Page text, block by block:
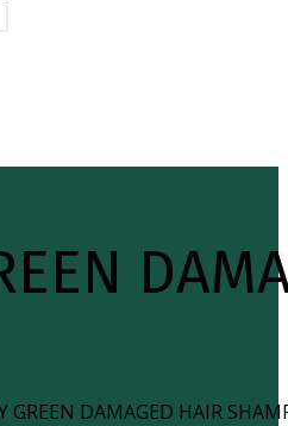
GREEN DAMAGED HAIR